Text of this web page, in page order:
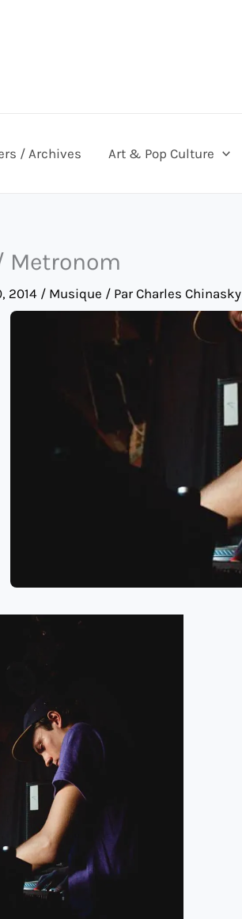
/ Archives Art & Pop Culture
Metronom
2014 / Musique / ParCharles Chinasky